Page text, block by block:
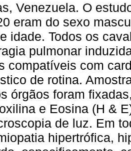
Venezuela. O
eram do sexo
idade. Todos os
pulmonar
compatíveis com
de rotina.
órgãos foram
e Eosina (H &
de luz. Em
hipertrófica,